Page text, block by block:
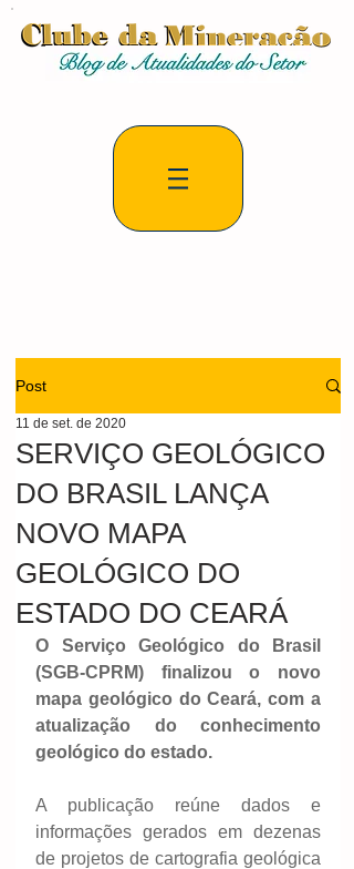
Post
SERVIÇO GEOLÓGICO
DO BRASIL LANÇA
NOVO MAPA
GEOLÓGICO DO
ESTADO DO CEARÁ
11 de set. de 2020
O Serviço Geológico do Brasil
(SGB-CPRM) finalizou o novo
mapa geológico do Ceará, com a
atualização do conhecimento
geológico do estado.
A publicação reúne dados e
informações gerados em dezenas
de projetos de cartografia geológica